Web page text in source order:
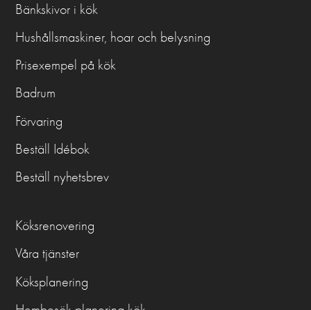
Bänkskivor i kök
Hushållsmaskiner, hoar och belysning
Prisexempel på kök
Badrum
Förvaring
Beställ Idébok
Beställ nyhetsbrev
Köksrenovering
Våra tjänster
Köksplanering